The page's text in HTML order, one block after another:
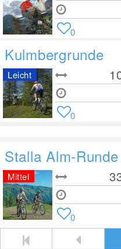
0
Kulmbergrunde
Leicht
0
Stalla Alm-
Mittel
0